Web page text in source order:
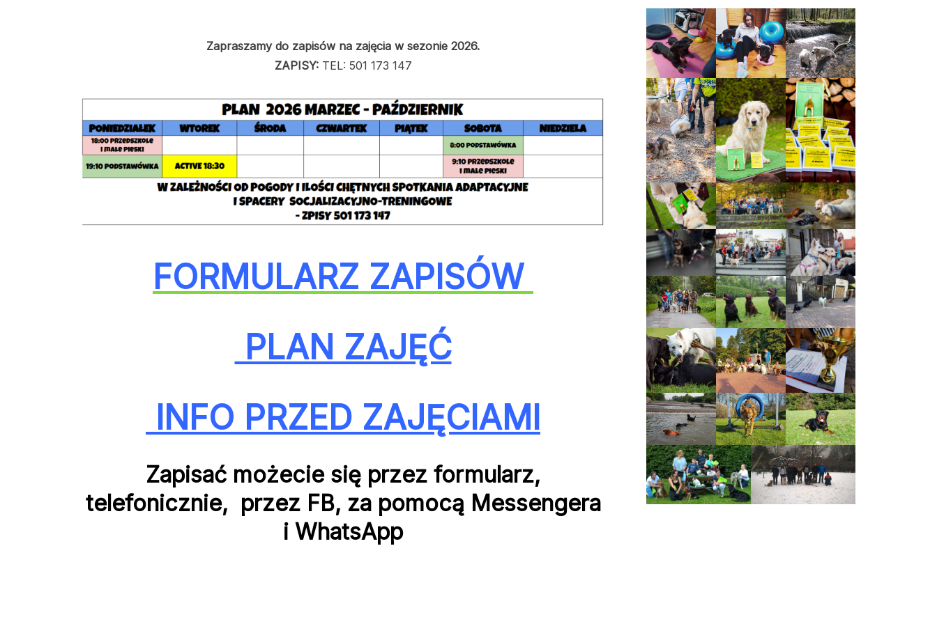
Zapraszamy do zapisów na zajęcia w sezonie 2026.
ZAPISY:TEL: 501 173 147
FORMULARZ ZAPISÓW
PLAN ZAJĘĆ
INFO PRZED ZAJĘCIAMI
Zapisać możecie się przez formularz,
telefonicznie, przez FB, za pomocą Messengera
i WhatsApp